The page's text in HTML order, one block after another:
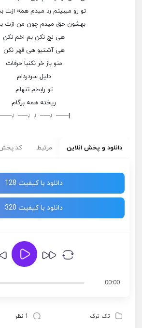
تو رو میبینم رد میدم همه ازت
بهشون حق میدم چون من ازت
هی لج نکن بم اخم نکن
هی آشتیو هی قهر نکن
منو باز خر نکنبا حرفات
دلیل سردردام
تو رابطم تنهام
ریخته همه برگام
دانلود و پخش انلاین مرتبط کد
دانلود با کیفیت 128
دانلود با کیفیت 320
00:00
تک ترک 1 نظر